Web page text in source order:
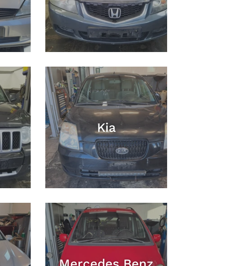
Kia